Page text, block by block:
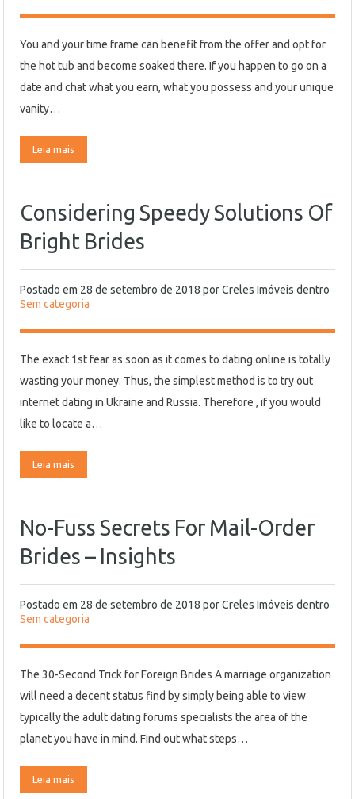
You and your time frame can benefit from the offer and opt for
the hot tub and become soaked there. If you happen to go on a
date and chat what you earn, what you possess and your unique
vanity…
Leia mais
Considering Speedy Solutions Of
Bright Brides
Postado em 28 de setembro de 2018 porCreles Imóveis dentro
Sem categoria
The exact 1st fear as soon as it comes to dating online is totally
wasting your money. Thus, the simplest method is to try out
internet dating in Ukraine and Russia. Therefore , if you would
like to locate a…
Leia mais
No-Fuss Secrets For Mail-Order
Brides – Insights
Postado em 28 de setembro de 2018 porCreles Imóveis dentro
Sem categoria
The 30-Second Trick for Foreign Brides A marriage organization
will need a decent status find by simply being able to view
typically the adult dating forums specialists the area of the
planet you have in mind. Find out what steps…
Leia mais